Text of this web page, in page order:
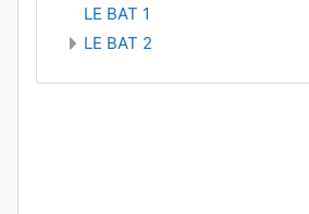
LE BAT 1
LE BAT 2